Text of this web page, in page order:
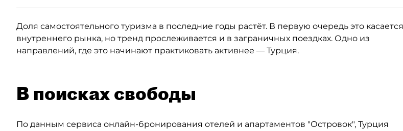
Доля самостоятельного туризма в последние годы растёт. В первую очередь это касается
внутреннего рынка, но тренд прослеживается и в заграничных поездках. Одно из
направлений, где это начинают практиковать активнее — Турция.
В поисках свободы
По данным сервиса онлайн-бронирования отелей и апартаментов "Островок", Турция